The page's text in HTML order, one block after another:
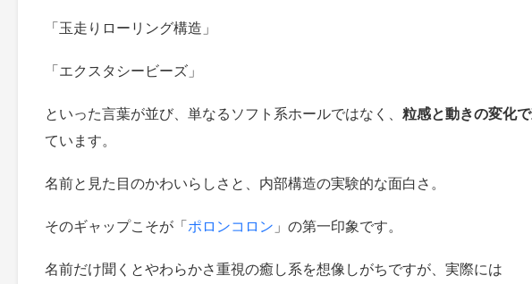
「玉走りローリング構造」
「エクスタシービーズ」
といった言葉が並び、単なるソフト系ホールではなく、 粒感と動きの変化
ています。
名前と見た目のかわいらしさと、内部構造の実験的な面白さ。
そのギャップこそが「ポロンコロン 」の第一印象です。
名前だけ聞くとやわらかさ重視の癒し系を想像しがちですが、実際には